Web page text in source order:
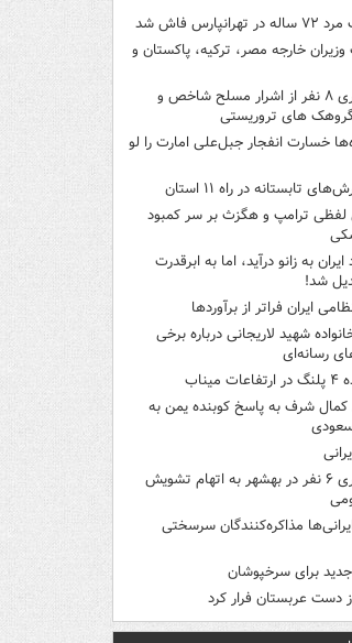
فاش شد
خارجه مصر، ترکیه، پاکستان و
دستگیری ۸ نفر از اشرار مسلح شاخص و
های تروریستی
خسارت انفجار جبل‌علی امارت را لو
تابستانه در راه ۱۱ استان
لفظی ترامپ و هگزث بر سر کمبود
ایران به زانو درآید، اما به ابرقدرت
شد!
ایران فراتر از برآوردها
شهید لاریجانی درباره برخی
رسانه‌ای
شرف به پاسخ کوبنده یمن به
دستگیری ۶ نفر در بهشهر به اتهام تشویش
مذاکره‌کنندگان سرسختی
برای سرخپوشان
دست عربستان فرار کرد